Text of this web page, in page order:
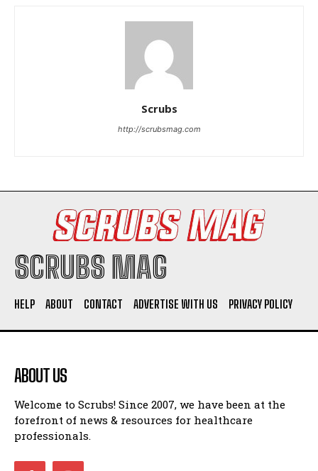
Scrubs
http://scrubsmag.com
SCRUBS MAG
HELP ABOUT CONTACT ADVERTISE WITH US PRIVACY POLICY
ABOUT US
Welcome to Scrubs! Since 2007, we have been at the
forefront of news & resources for healthcare
professionals.